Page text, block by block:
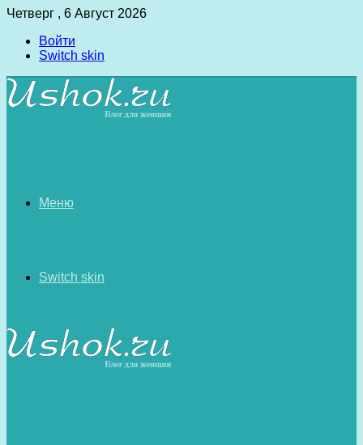
Четверг , 6 Август 2026
Войти
Switch skin
Меню
Switch skin